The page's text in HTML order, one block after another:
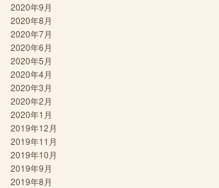
2020年9月
2020年8月
2020年7月
2020年6月
2020年5月
2020年4月
2020年3月
2020年2月
2020年1月
2019年12月
2019年11月
2019年10月
2019年9月
2019年8月